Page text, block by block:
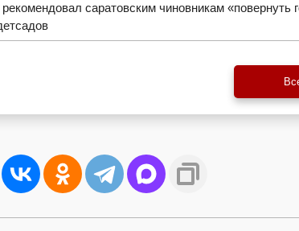
саратовским чиновникам «повернуть